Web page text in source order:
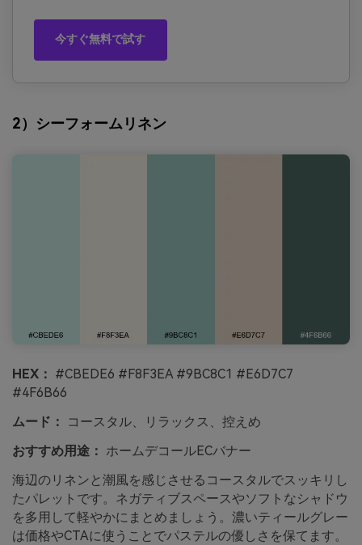
今すぐ無料で試す
2）シーフォームリネン
HEX： #CBEDE6 #F8F3EA #9BC8C1 #E6D7C7
#4F6B66
ムード：
コースタル、リラックス、控えめ
おすすめ用途： ホームデコールECバナー
海辺のリネンと潮風を感じさせるコースタルでスッキリし
たパレットです。ネガティブスペースやソフトなシャドウ
を多用して軽やかにまとめましょう。濃いティールグレー
は価格やCTAに使うことでパステルの優しさを保てます。